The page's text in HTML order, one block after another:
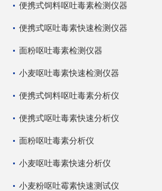
便携式饲料呕吐毒素检测仪器
便携式呕吐毒素快速检测仪器
面粉呕吐毒素检测仪器
小麦呕吐毒素快速检测仪器
便携式饲料呕吐毒素分析仪
便携式呕吐毒素快速分析仪
面粉呕吐毒素分析仪
小麦呕吐毒素快速分析仪
小麦粉呕吐霉素快速测试仪